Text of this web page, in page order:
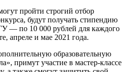
пройти строгий отбор
будут получать стипендию
— по 10 000 рублей для каждого
апреле и мае 2021 года.
образовательную
примут участие в мастер-классе